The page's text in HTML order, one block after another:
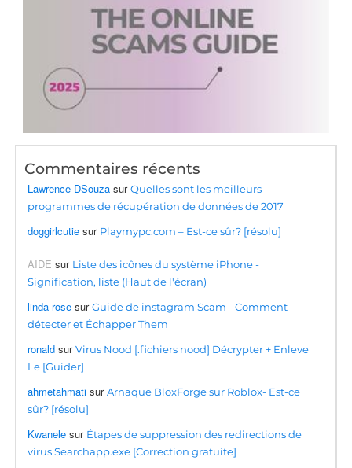
Commentaires récents
Lawrence DSouza surQuelles sont les meilleurs
programmes de récupération de données de 2017
doggirlcutie sur Playmypc.com – Est-ce sûr? [résolu]
AIDE sur Liste des icônes du système iPhone -
Signification, liste (Haut de l'écran)
linda rose surGuide de instagram Scam - Comment
détecter et Échapper Them
ronald surVirus Nood [.fichiers nood] Décrypter + Enleve
Le [Guider]
ahmetahmati surArnaque BloxForge sur Roblox- Est-ce
sûr? [résolu]
Kwanele sur Étapes de suppression des redirections de
virus Searchapp.exe [Correction gratuite]